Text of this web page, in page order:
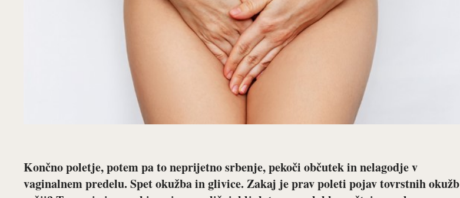
Končno poletje, potem pa to neprijetno srbenje, pekoči občutek in nelagodje v
vaginalnem predelu. Spet okužba in glivice. Zakaj je prav poleti pojav tovrstnih okužb